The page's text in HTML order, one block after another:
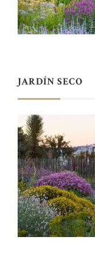
JARDÍN SECO